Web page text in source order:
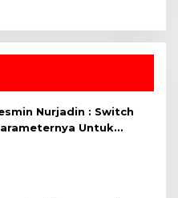
Nurjadin : Switch
Untuk
✈